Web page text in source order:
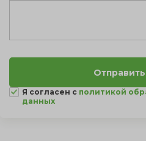
Я согласен с политикой
данных